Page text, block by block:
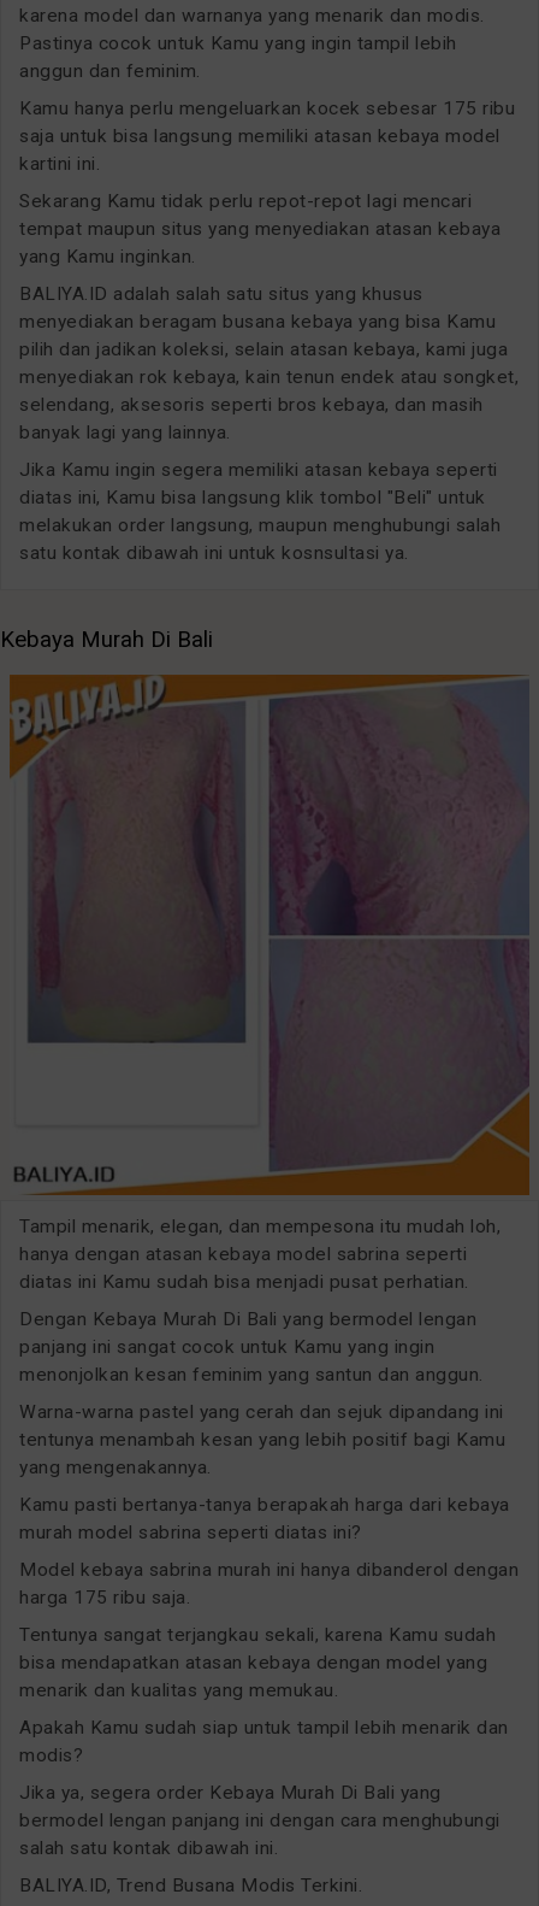
karena model dan warnanya yang menarik dan modis.
Pastinya cocok untuk Kamu yang ingin tampil lebih
anggun dan feminim.
Kamu hanya perlu mengeluarkan kocek sebesar 175 ribu
saja untuk bisa langsung memiliki atasan kebaya model
kartini ini.
Sekarang Kamu tidak perlu repot-repot lagi mencari
tempat maupun situs yang menyediakan atasan kebaya
yang Kamu inginkan.
BALIYA.ID adalah salah satu situs yang khusus
menyediakan beragam busana kebaya yang bisa Kamu
pilih dan jadikan koleksi, selain atasan kebaya, kami juga
menyediakan rok kebaya, kain tenun endek atau songket,
selendang, aksesoris seperti bros kebaya, dan masih
banyak lagi yang lainnya.
Jika Kamu ingin segera memiliki atasan kebaya seperti
diatas ini, Kamu bisa langsung klik tombol "Beli" untuk
melakukan order langsung, maupun menghubungi salah
satu kontak dibawah ini untuk kosnsultasi ya.
Kebaya Murah Di Bali
Tampil menarik, elegan, dan mempesona itu mudah loh,
hanya dengan atasan kebaya model sabrina seperti
diatas ini Kamu sudah bisa menjadi pusat perhatian.
Dengan Kebaya Murah Di Bali yang bermodel lengan
panjang ini sangat cocok untuk Kamu yang ingin
menonjolkan kesan feminim yang santun dan anggun.
Warna-warna pastel yang cerah dan sejuk dipandang ini
tentunya menambah kesan yang lebih positif bagi Kamu
yang mengenakannya.
Kamu pasti bertanya-tanya berapakah harga dari kebaya
murah model sabrina seperti diatas ini?
Model kebaya sabrina murah ini hanya dibanderol dengan
harga 175 ribu saja.
Tentunya sangat terjangkau sekali, karena Kamu sudah
bisa mendapatkan atasan kebaya dengan model yang
menarik dan kualitas yang memukau.
Apakah Kamu sudah siap untuk tampil lebih menarik dan
modis?
Jika ya, segera order Kebaya Murah Di Bali yang
bermodel lengan panjang ini dengan cara menghubungi
salah satu kontak dibawah ini.
BALIYA.ID, Trend Busana Modis Terkini.